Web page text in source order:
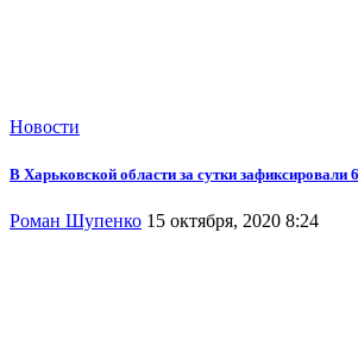
Новости
В Харьковской области за сутки зафиксировали
Роман Шупенко 15 октября, 2020 8:24